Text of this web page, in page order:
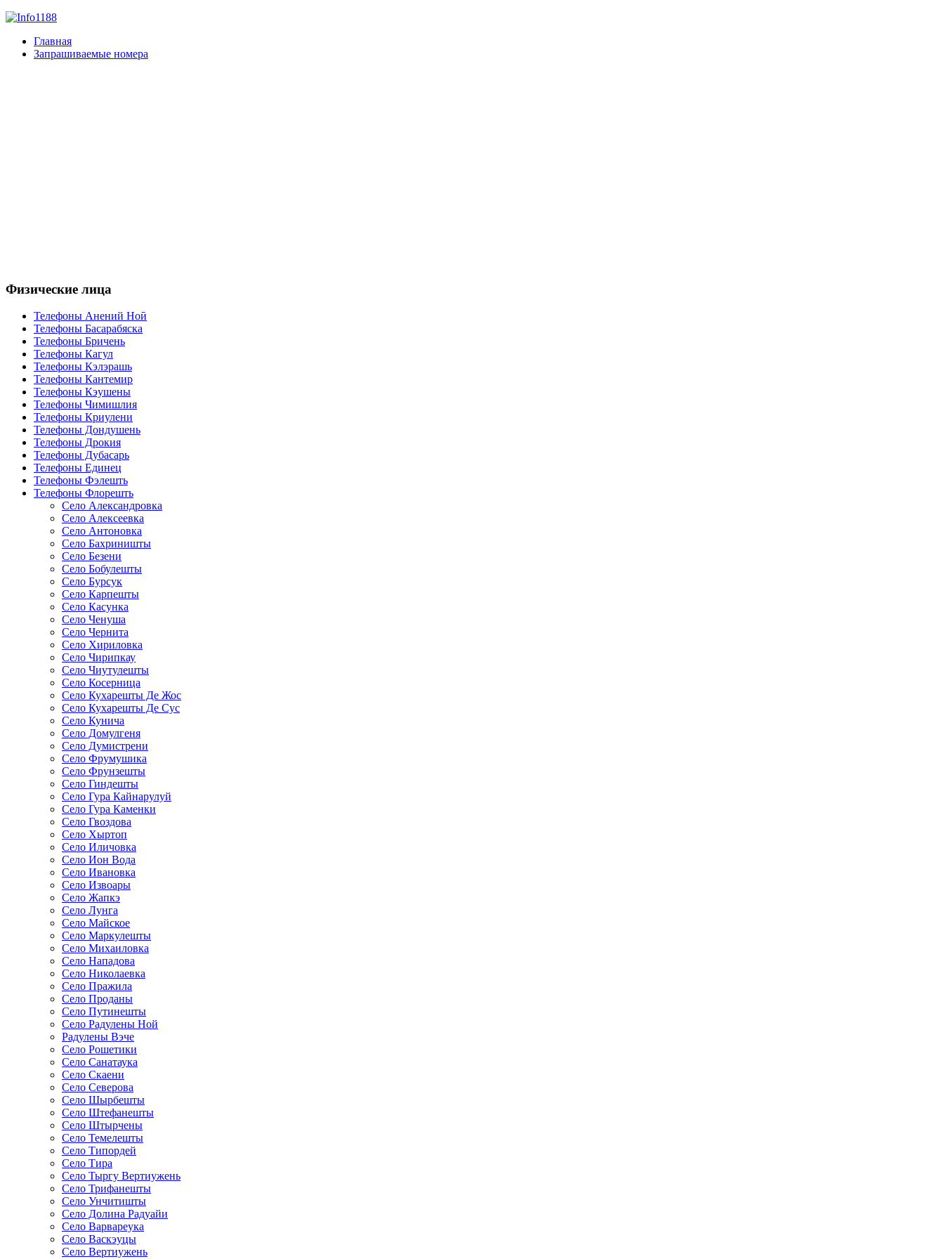
Главная
Запрашиваемые номера
Физические лица
Телефоны Анений Ноӣ
Телефоны Басарабяска
Телефоны Бричень
Телефоны Кагул
Телефоны Кэлэрашь
Телефоны Кантемир
Телефоны Кэушены
Телефоны Чимишлия
Телефоны Криулени
Телефоны Дондушень
Телефоны Дрокия
Телефоны Дубасарь
Телефоны Единец
Телефоны Фэлешть
Телефоны Флорешть
Село Александровка
Село Алексеевка
Село Антоновка
Село Бахриништы
Село Безени
Село Бобулешты
Село Бурсук
Село Карпешты
Село Касунка
Село Ченуша
Село Чернита
Село Хириловка
Село Чирипкау
Село Чиутулешты
Село Косерница
Село Кухарешты Де Жос
Село Кухарешты Де Сус
Село Кунича
Село Домулгеня
Село Думистрени
Село Фрумушика
Село Фрунзешты
Село Гиндешты
Село Гура Кайнарулуй
Село Гура Каменки
Село Гвоздова
Село Хыртоп
Село Иличовка
Село Ион Вода
Село Ивановка
Село Извоары
Село Жапкэ
Село Лунга
Село Майское
Село Маркулешты
Село Михаиловка
Село Нападова
Село Николаевка
Село Пражила
Село Проданы
Село Путинешты
Село Радулены Ной
Радулены Вэче
Село Рошетики
Село Санатаука
Село Скаени
Село Северова
Село Шырбешты
Село Штефанешты
Село Штырчены
Село Темелешты
Село Типордей
Село Тира
Село Тыргу Вертиужень
Село Трифанешты
Село Унчитишты
Село Долина Радуайи
Село Варвареука
Село Васкэуцы
Село Вертиужень